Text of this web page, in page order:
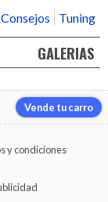
Tuning
GALERIAS
Vende tu carro
y condiciones